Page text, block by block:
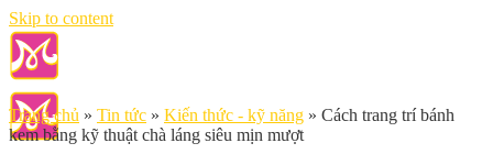
Skip to content
Trang chủ » Tin tức » Kiến thức - kỹ năng » Cách trang trí bánh
kem bằng kỹ thuật chà láng siêu mịn mượt